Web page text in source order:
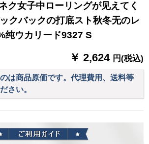
ク女子中ローリングが见えてく
クバックの打底スト秋冬无のレ
纯ウカリード9327 S
￥ 2,624 円(税込)
は商品原価です。代理費用、送料等
さい。